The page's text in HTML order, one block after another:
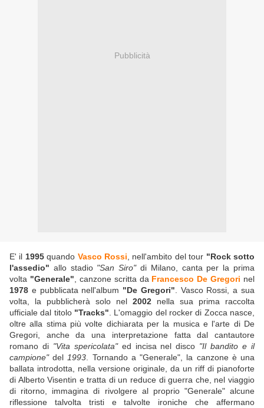
Pubblicità
E' il 1995quando Vasco Rossi , nell'ambito del tour "Rock sotto
l'assedio" allo stadio "San Siro"di Milano, canta per la prima
volta "Generale" , canzone scritta da Francesco De Gregori nel
1978 e pubblicata nell'album "De Gregori" . Vasco Rossi, a sua
volta, la pubblicherà solo nel 2002 nella sua prima raccolta
ufficiale dal titolo "Tracks" . L'omaggio del rocker di Zocca nasce,
oltre alla stima più volte dichiarata per la musica e l'arte di De
Gregori, anche da una interpretazione fatta dal cantautore
romano di "Vita spericolata"ed incisa nel disco "Il bandito e il
campione"del 1993 . Tornando a "Generale", la canzone è una
ballata introdotta, nella versione originale, da un riff di pianoforte
di Alberto Visentin e tratta di un reduce di guerra che, nel viaggio
di ritorno, immagina di rivolgere al proprio "Generale" alcune
riflessione talvolta tristi e talvolte ironiche che affermano